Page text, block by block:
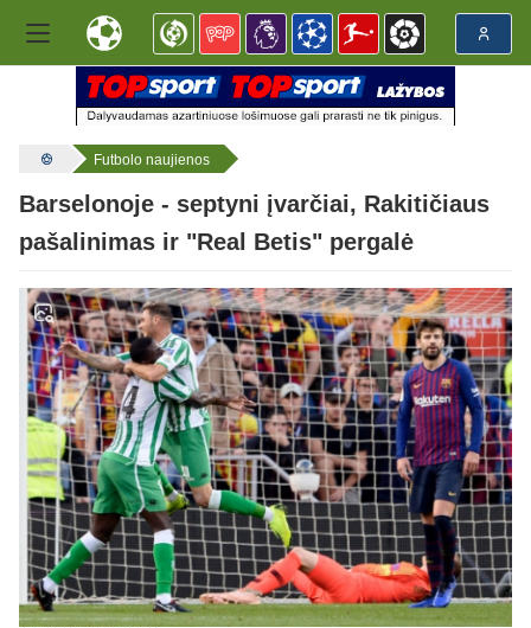
Futbolo naujienos
Barselonoje - septyni įvarčiai, Rakitičiaus
pašalinimas ir "Real Betis" pergalė